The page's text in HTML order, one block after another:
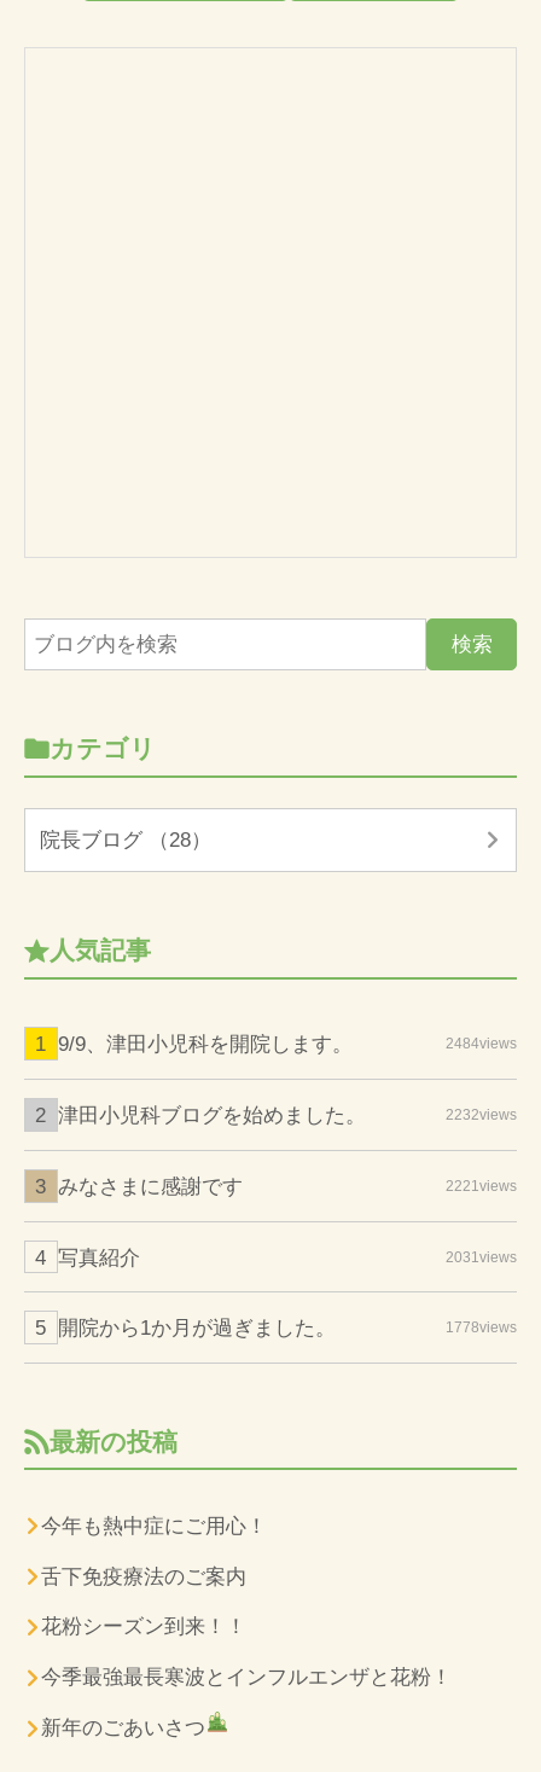
カテゴリ
院長ブログ （28）
人気記事
9/9、津田小児科を開院します。 2484views
津田小児科ブログを始めました。 2232views
みなさまに感謝です 2221views
写真紹介 2031views
開院から1か月が過ぎました。 1778views
最新の投稿
今年も熱中症にご用心！
舌下免疫療法のご案内
花粉シーズン到来！！
今季最強最長寒波とインフルエンザと花粉！
新年のごあいさつ